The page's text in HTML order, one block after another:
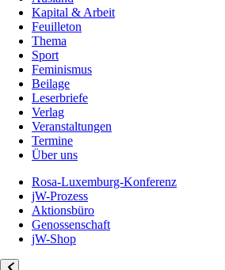
Kapital & Arbeit
Feuilleton
Thema
Sport
Feminismus
Beilage
Leserbriefe
Verlag
Veranstaltungen
Termine
Über uns
Rosa-Luxemburg-Konferenz
jW-Prozess
Aktionsbüro
Genossenschaft
jW-Shop